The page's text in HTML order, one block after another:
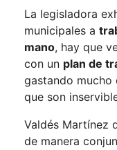
La legisladora
municipales a
mano, hay que
con un plan de
gastando mucho
que son
Valdés Martínez
de manera